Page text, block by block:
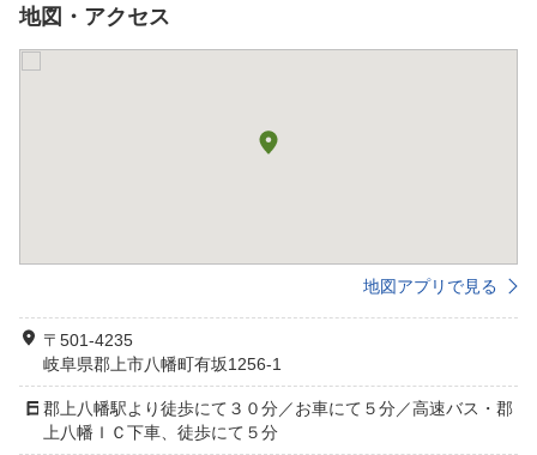
地図・アクセス
地図アプリで見る
〒501-4235
岐阜県郡上市八幡町有坂1256-1
郡上八幡駅より徒歩にて３０分／お車にて５分／高速バス・郡
上八幡ＩＣ下車、徒歩にて５分